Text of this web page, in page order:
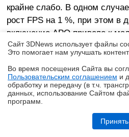
Обзор робота-газонокосилки Dreame
на дачу приезжаешь только отдыхать
крайне слабо. В одном
рост FPS на 1 %, при этом в
включение APO привело к
таки снижению частоты
то эта технология как будто
рост производительности всё
величинами до 4 %, и есть он
в Hogwarts Legacy средняя
состава iPPP попросту не
Сайт 3DNews использует файлы
Это помогает нам улучшать
Во время посещения Cайта вы
Пользовательским соглашением и
обработку и передачу (в т.ч.
данных, использование Cайтом
программ.
Принять